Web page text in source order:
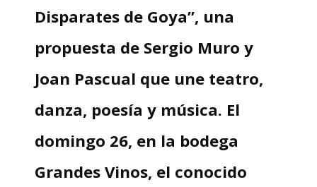
Disparates de Goya”, una
propuesta de Sergio Muro y
Joan Pascual que une teatro,
danza, poesía y música. El
domingo 26, en la bodega
Grandes Vinos, el conocido